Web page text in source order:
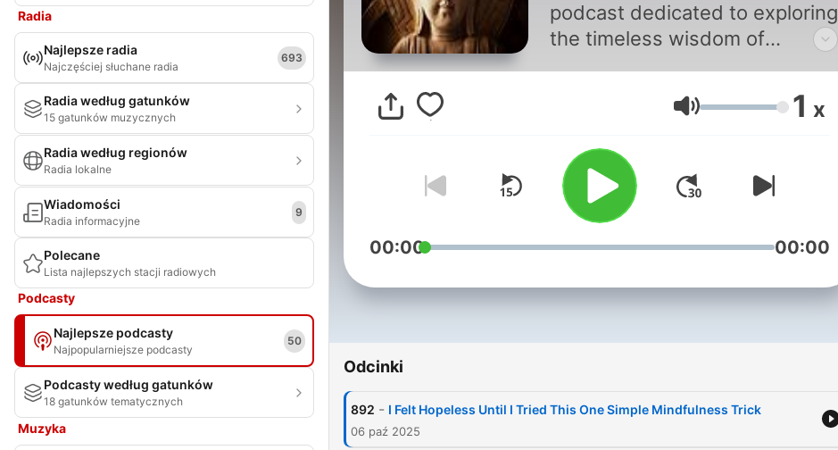
Radia
Najlepsze radia
Najczęściej słuchane radia
693
Radia według gatunków
15 gatunków muzycznych
Radia według regionów
Radia lokalne
Wiadomości
Radia informacyjne
9
Polecane
Lista najlepszych stacji radiowych
Podcasty
Najlepsze podcasty
Najpopularniejsze podcasty
50
Podcasty według gatunków
18 gatunków tematycznych
Muzyka
podcast dedicated to exploring
the timeless wisdom of
practical application in modern
Designed for both beginners
and seasoned practitioners,
this podcast offers a calm and
reflective space to understand
Buddhism and how they can
experiences.
Become a supporter of this
Głośność 1 x
00:00 00:00
Odcinki
892 - I Felt Hopeless Until I Tried This One Simple Mindfulness Trick
06 paź 2025